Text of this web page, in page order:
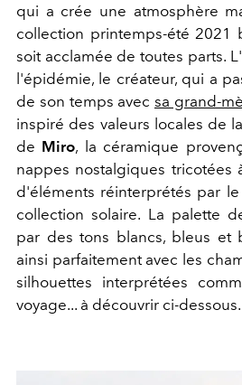
qui a crée une atmosphère
collection printemps-été 2021
soit acclamée de toutes parts.
l'épidémie, le créateur, qui a
de son temps avec sa grand-
inspiré des valeurs locales de
de Miro, la céramique
nappes nostalgiques tricotées
d'éléments réinterprétés par
collection solaire. La palette
par des tons blancs, bleus et
ainsi parfaitement avec les
silhouettes interprétées
voyage... à découvrir ci-dessous.